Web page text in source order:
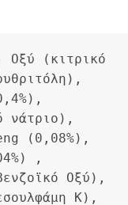
Οξύ (κιτρικό
νάτριο),
(0,08%),
,
Οξύ),
Κ),